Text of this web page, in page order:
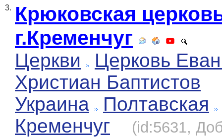
3. Крюковская
г.Кременчуг
Церкви
Церковь
Христиан Баптистов
Украина
Полтавская
Кременчуг
(id:5631,